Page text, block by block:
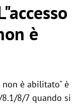
è
non è abilitato" è
8/7 quando si